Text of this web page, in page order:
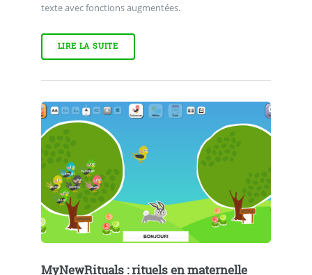
texte avec fonctions augmentées.
LIRE LA SUITE
MyNewRituals : rituels en maternelle